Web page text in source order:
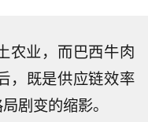
农业，而巴西牛肉
，既是供应链效率
剧变的缩影。